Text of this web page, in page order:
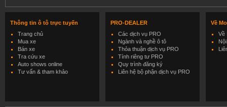
Thông tin ô tô trực tuyến
Trang chủ
Mua xe
Bán xe
Tra cứu xe
Auto shows online
Tư vấn & tham khảo
PRO-DEALER
Các dịch vụ PRO
Ngành và nghề ô tô
Thỏa thuận dịch vụ PRO
Tính riêng tư PRO
Quy trình đăng ký
Liên hệ bộ phận dịch vụ PRO
Về
Về